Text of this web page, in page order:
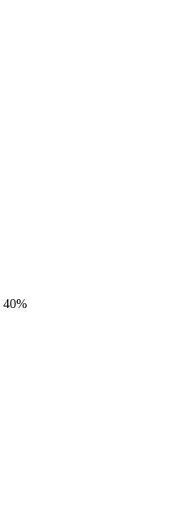
40%